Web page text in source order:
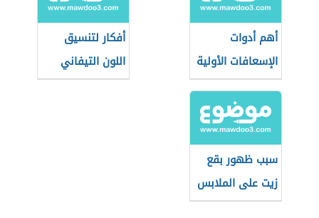
أهم أدوات
الإسعافات الأولية
في المنزل
أفكار لتنسيق
اللون التيفاني
في الأثاث
سبب ظهور بقع
زيت على الملابس
بعد الغسيل